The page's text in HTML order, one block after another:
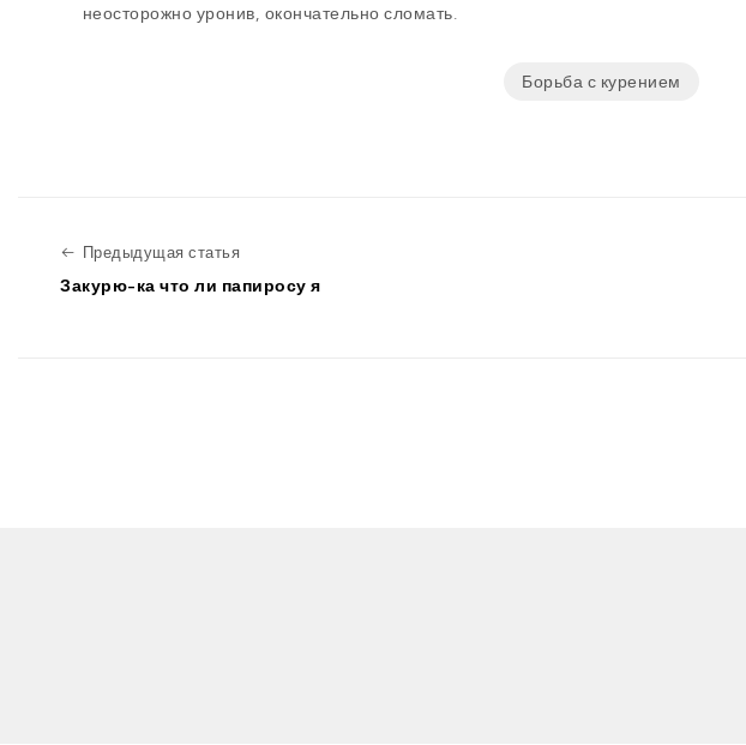
неосторожно уронив, окончательно сломать.
Борьба с курением
Предыдущая статьяПредыдущая статья
Закурю-ка что ли папиросу я